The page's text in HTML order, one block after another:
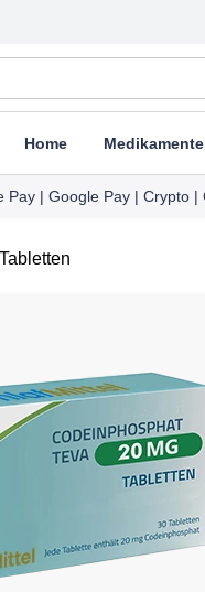
Home Medikamente
Pay | Google Pay | Crypto